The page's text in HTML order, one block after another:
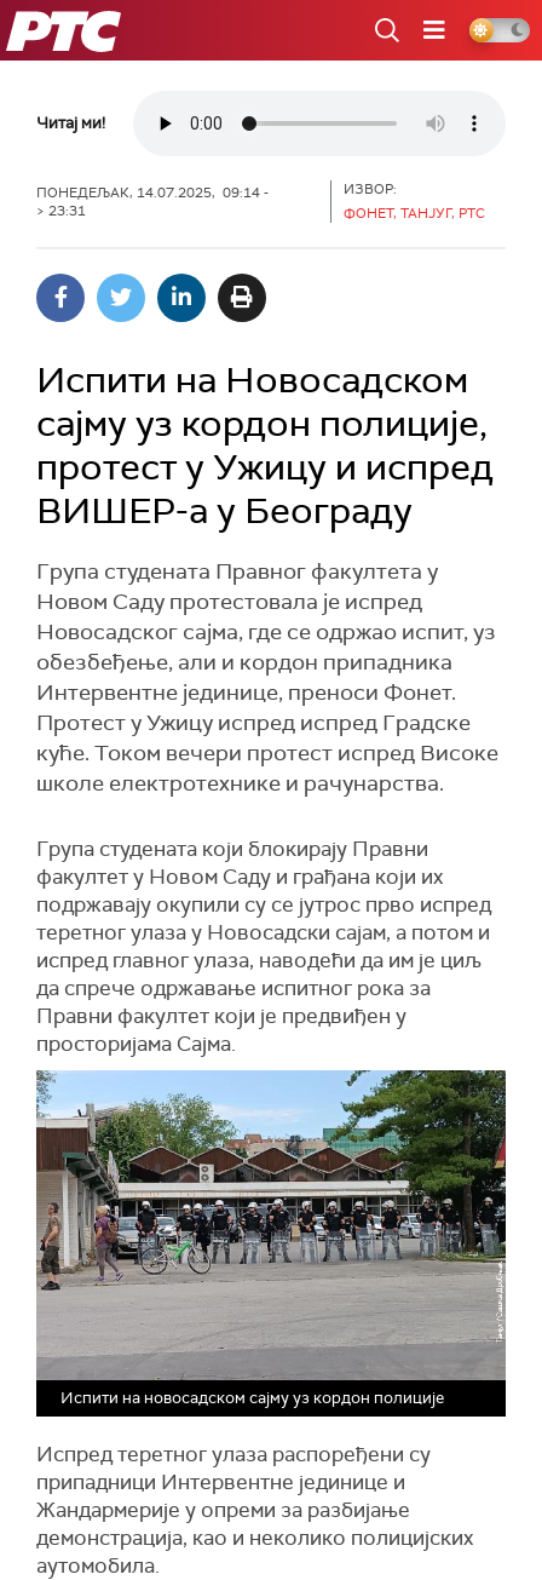
РТС
Читај ми!
ПОНЕДЕЉАК, 14.07.2025, 09:14 -
> 23:31
ИЗВОР:
ФОНЕТ, ТАНЈУГ, РТС
Испити на Новосадском
сајму уз кордон полиције,
протест у Ужицу и испред
ВИШЕР-а у Београду
Група студената Правног факултета у
Новом Саду протестовала је испред
Новосадског сајма, где се одржао испит, уз
обезбеђење, али и кордон припадника
Интервентне јединице, преноси Фонет.
Протест у Ужицу испред испред Градске
куће. Током вечери протест испред Високе
школе електротехнике и рачунарства.
Група студената који блокирају Правни
факултет у Новом Саду и грађана који их
подржавају окупили су се јутрос прво испред
теретног улаза у Новосадски сајам, а потом и
испред главног улаза, наводећи да им је циљ
да спрече одржавање испитног рока за
Правни факултет који је предвиђен у
просторијама Сајма.
Испити на новосадском сајму уз кордон полиције
Испред теретног улаза распоређени су
припадници Интервентне јединице и
Жандармерије у опреми за разбијање
демонстрација, као и неколико полицијских
аутомобила.